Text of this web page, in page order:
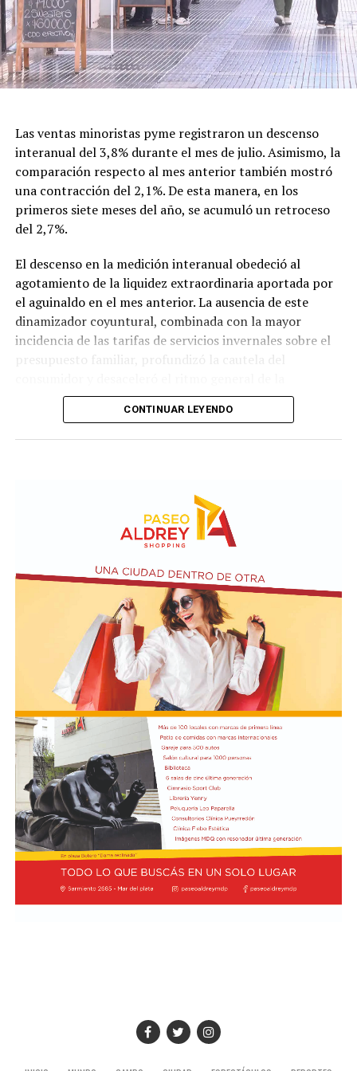
argumento de promover una mirada que contemplara la
diversidad de la niñez.
Con el nuevo decreto, la gestión de Milei decidió
recuperar formalmente la denominación tradicional,
Las ventas minoristas pyme registraron un descenso
interanual del 3,8% durante el mes de julio. Asimismo, la
comparación respecto al mes anterior también mostró
una contracción del 2,1%. De esta manera, en los
primeros siete meses del año, se acumuló un retroceso
del 2,7%.
El descenso en la medición interanual obedeció al
agotamiento de la liquidez extraordinaria aportada por
el aguinaldo en el mes anterior. La ausencia de este
dinamizador coyuntural, combinada con la mayor
incidencia de las tarifas de servicios invernales sobre el
presupuesto familiar, profundizó la cautela del
actividad.
mantuvo estable con relación al mismo período del año
anterior, cifra que evidenció un descenso de dos puntos
porcentuales en comparación con el relevamiento del
mes de junio. Esta retracción en la lectura neutral se
tradujo de forma directa en un incremento de las
valoraciones pesimistas, observándose que la
proporción de comercios que definió su escenario
operativo como desfavorable ascendió del 43,1% al
44,5% en el transcurso del último mes.
En cuanto a las proyecciones a doce meses, el 46,3% de
los relevados prevé que su nivel de actividad no
experimentará cambios significativos. Por otro lado, un
42,4% estima un escenario futuro más favorable, lo que
representa un avance de 4,7 puntos porcentuales en la
visión optimista respecto al mes anterior, mientras que
el 11,3% restante aguarda un deterioro en el
desempeño de su negocio. Finalmente, en lo relativo a
las decisiones de financiamiento, el 61,5% de los locales
juzgó que la coyuntura resulta desfavorable para
concretar nuevas inversiones de capital, en tanto que el
14% la consideró oportuna y el 24,5% optó por no fijar
una posición al respecto.
textiles para el hogar y muebles (-5,5%) y Alimentos y
bebidas (-5,4%). En contraste, el único rubro que logró
CONTINUAR LEYENDO